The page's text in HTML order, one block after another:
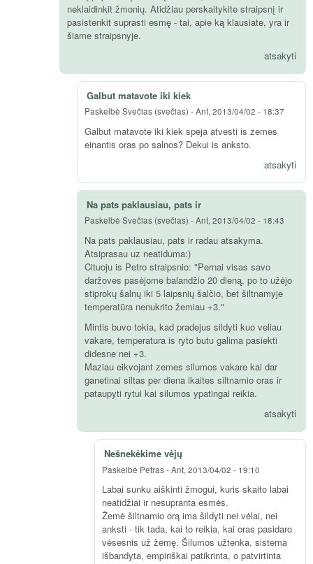
neklaidinkit žmonių. Atidžiau perskaitykite straipsnį ir
pasistenkit suprasti esmę - tai, apie ką klausiate, yra ir
šiame straipsnyje.
atsakyti
Galbut matavote iki kiek
Paskelbė Svečias (svečias) -Ant, 2013/04/02 - 18:37
Galbut matavote iki kiek speja atvesti is zemes
einantis oras po salnos? Dekui is anksto.
atsakyti
Na pats paklausiau, pats ir
Paskelbė Svečias (svečias) -Ant, 2013/04/02 - 18:43
Na pats paklausiau, pats ir radau atsakyma.
Atsiprasau uz neatiduma:)
Cituoju is Petro straipsnio: "Pernai visas savo
daržoves pasėjome balandžio 20 dieną, po to užėjo
stiprokų šalnų iki 5 laipsnių šalčio, bet šiltnamyje
temperatūra nenukrito žemiau +3."
Mintis buvo tokia, kad pradejus sildyti kuo veliau
vakare, temperatura is ryto butu galima pasiekti
didesne nei +3.
Maziau eikvojant zemes silumos vakare kai dar
ganetinai siltas per diena ikaites siltnamio oras ir
pataupyti rytui kai silumos ypatingai reikia.
atsakyti
Nešnekėkime vėjų
Paskelbė Petras-Ant, 2013/04/02 - 19:10
Labai sunku aiškinti žmogui, kuris skaito labai
neatidžiai ir nesupranta esmės.
Žemė šiltnamio orą ima šildyti nei vėlai, nei
anksti - tik tada, kai to reikia, kai oras pasidaro
vėsesnis už žemę. Šilumos užtenka, sistema
išbandyta, empiriškai patikrinta, o patvirtinta